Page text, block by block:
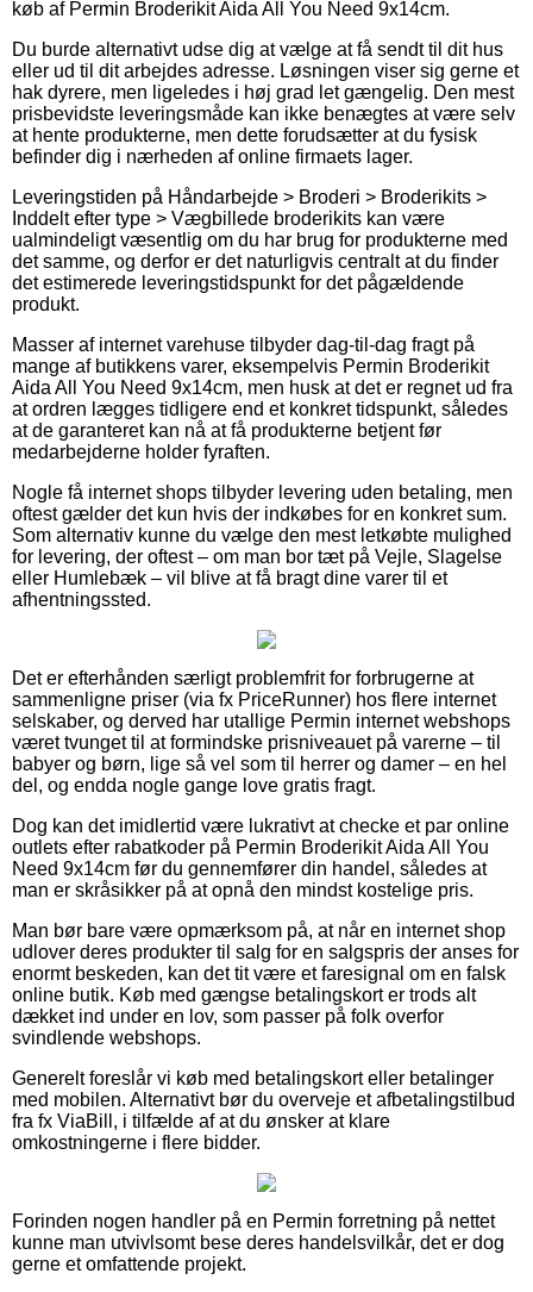
køb af Permin Broderikit Aida All You Need 9x14cm.
Du burde alternativt udse dig at vælge at få sendt til dit hus
eller ud til dit arbejdes adresse. Løsningen viser sig gerne et
hak dyrere, men ligeledes i høj grad let gængelig. Den mest
prisbevidste leveringsmåde kan ikke benægtes at være selv
at hente produkterne, men dette forudsætter at du fysisk
befinder dig i nærheden af online firmaets lager.
Leveringstiden på Håndarbejde > Broderi > Broderikits >
Inddelt efter type > Vægbillede broderikits kan være
ualmindeligt væsentlig om du har brug for produkterne med
det samme, og derfor er det naturligvis centralt at du finder
det estimerede leveringstidspunkt for det pågældende
produkt.
Masser af internet varehuse tilbyder dag-til-dag fragt på
mange af butikkens varer, eksempelvis Permin Broderikit
Aida All You Need 9x14cm, men husk at det er regnet ud fra
at ordren lægges tidligere end et konkret tidspunkt, således
at de garanteret kan nå at få produkterne betjent før
medarbejderne holder fyraften.
Nogle få internet shops tilbyder levering uden betaling, men
oftest gælder det kun hvis der indkøbes for en konkret sum.
Som alternativ kunne du vælge den mest letkøbte mulighed
for levering, der oftest – om man bor tæt på Vejle, Slagelse
eller Humlebæk – vil blive at få bragt dine varer til et
afhentningssted.
Det er efterhånden særligt problemfrit for forbrugerne at
sammenligne priser (via fx PriceRunner) hos flere internet
selskaber, og derved har utallige Permin internet webshops
været tvunget til at formindske prisniveauet på varerne – til
babyer og børn, lige så vel som til herrer og damer – en hel
del, og endda nogle gange love gratis fragt.
Dog kan det imidlertid være lukrativt at checke et par online
outlets efter rabatkoder på Permin Broderikit Aida All You
Need 9x14cm før du gennemfører din handel, således at
man er skråsikker på at opnå den mindst kostelige pris.
Man bør bare være opmærksom på, at når en internet shop
udlover deres produkter til salg for en salgspris der anses for
enormt beskeden, kan det tit være et faresignal om en falsk
online butik. Køb med gængse betalingskort er trods alt
dækket ind under en lov, som passer på folk overfor
svindlende webshops.
Generelt foreslår vi køb med betalingskort eller betalinger
med mobilen. Alternativt bør du overveje et afbetalingstilbud
fra fx ViaBill, i tilfælde af at du ønsker at klare
omkostningerne i flere bidder.
Forinden nogen handler på en Permin forretning på nettet
kunne man utvivlsomt bese deres handelsvilkår, det er dog
gerne et omfattende projekt.